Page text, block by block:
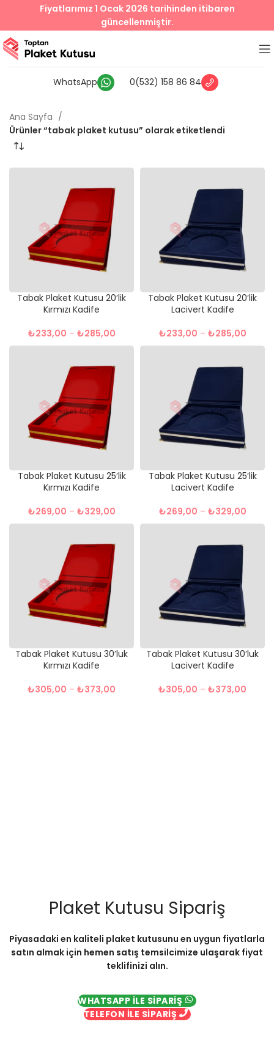
WhatsApp 0(532) 158 86 84
Ana Sayfa
Ürünler “tabak plaket kutusu” olarak etiketlendi
Tabak Plaket Kutusu 20’lik
Kırmızı Kadife
₺233,00 – ₺285,00
Tabak Plaket Kutusu 20’lik
Lacivert Kadife
₺233,00 – ₺285,00
Tabak Plaket Kutusu 25’lik
Kırmızı Kadife
₺269,00 – ₺329,00
Tabak Plaket Kutusu 25’lik
Lacivert Kadife
₺269,00 – ₺329,00
Tabak Plaket Kutusu 30’luk
Kırmızı Kadife
₺305,00 – ₺373,00
Tabak Plaket Kutusu 30’luk
Lacivert Kadife
₺305,00 – ₺373,00
Plaket Kutusu Sipariş
Piyasadaki en kaliteli plaket kutusunu en uygun fiyatlarla
satın almak için hemen satış temsilcimize ulaşarak fiyat
teklifinizi alın.
WHATSAPP İLE SİPARİŞ
TELEFON İLE SİPARİŞ
Fiyatlarımız 1 Ocak 2026 tarihinden itibaren
güncellenmiştir.